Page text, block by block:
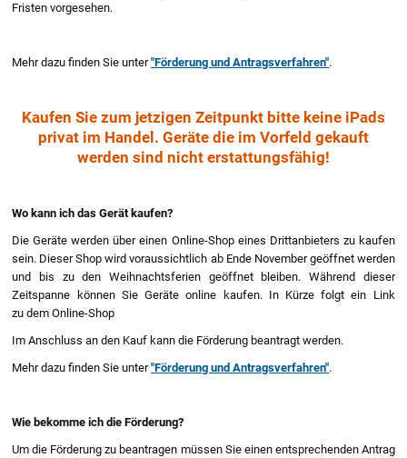
Fristen vorgesehen.
Mehr dazu finden Sie unter"Förderung und Antragsverfahren".
Kaufen Sie zum jetzigen Zeitpunkt bitte keine iPads
privat im Handel. Geräte die im Vorfeld gekauft
werden sind nicht erstattungsfähig!
Wo kann ich das Gerät kaufen?
Die Geräte werden über einen Online-Shop eines Drittanbieters zu kaufen
sein. Dieser Shop wird voraussichtlich ab Ende November geöffnet werden
und bis zu den Weihnachtsferien geöffnet bleiben. Während dieser
Zeitspanne können Sie Geräte online kaufen. In Kürze folgt ein Link
zu dem Online-Shop
Im Anschluss an den Kauf kann die Förderung beantragt werden.
Mehr dazu finden Sie unter"Förderung und Antragsverfahren".
Wie bekomme ich die Förderung?
Um die Förderung zu beantragen müssen Sie einen entsprechenden Antrag